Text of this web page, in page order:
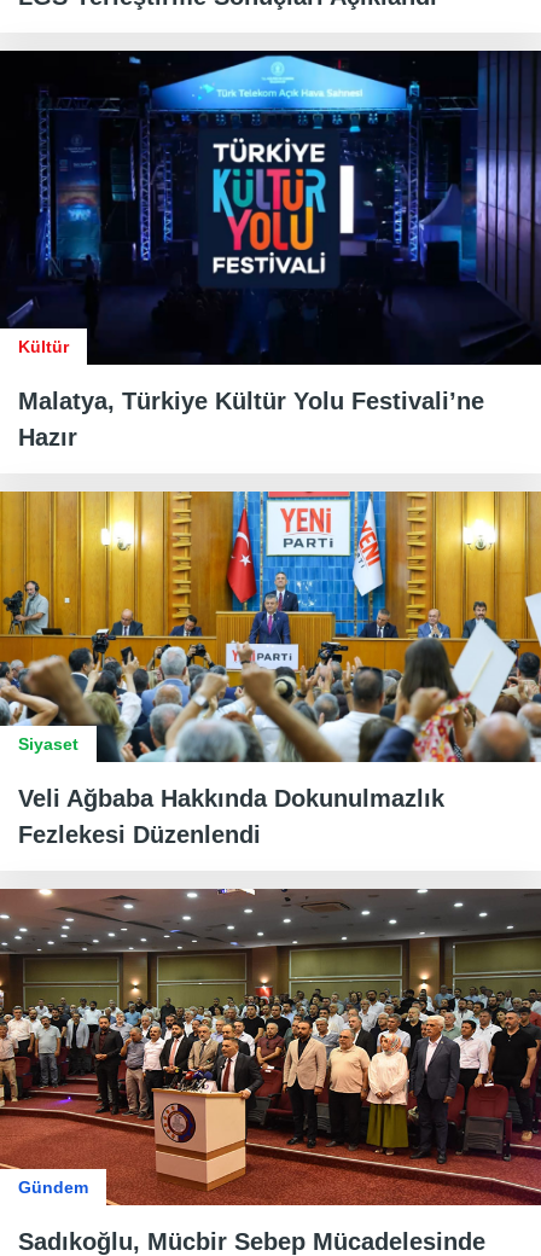
Kültür
Malatya, Türkiye Kültür Yolu Festivali’ne
Hazır
Siyaset
Veli Ağbaba Hakkında Dokunulmazlık
Fezlekesi Düzenlendi
Gündem
Sadıkoğlu, Mücbir Sebep Mücadelesinde